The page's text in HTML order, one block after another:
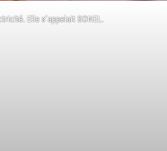
Elle s’appelait SONEL.